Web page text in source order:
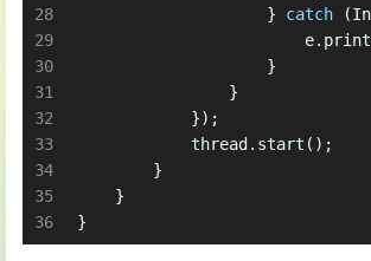
28
29
30
31
32
33
34
35
36
                    }
catch
                    }
                }
            });
            thread.start();
        }
    }
}